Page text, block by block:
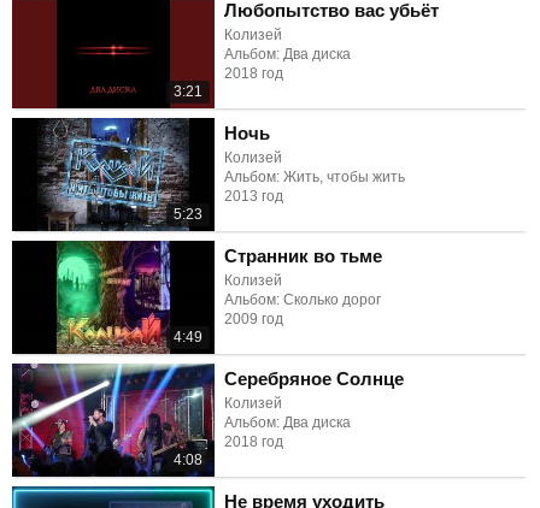
3:21
Любопытство вас убьёт
Колизей
Альбом: Два диска
2018 год
5:23
Ночь
Колизей
Альбом: Жить, чтобы жить
2013 год
4:49
Странник во тьме
Колизей
Альбом: Сколько дорог
2009 год
4:08
Серебряное Солнце
Колизей
Альбом: Два диска
2018 год
Не время уходить